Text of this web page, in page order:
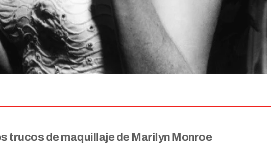
trucos de maquillaje de Marilyn Monroe